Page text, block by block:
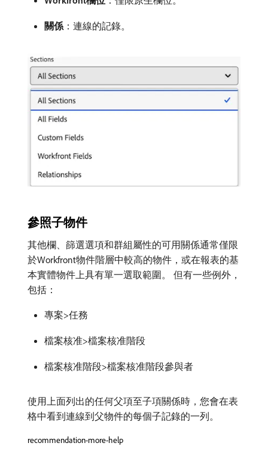
關係 ：連線的記錄。
參照子物件
其他欄、篩選選項和群組屬性的可用關係通常僅限
於Workfront物件階層中較高的物件，或在報表的基
本實體物件上具有單一選取範圍。 但有一些例外，
包括：
專案>任務
檔案核准>檔案核准階段
檔案核准階段>檔案核准階段參與者
使用上面列出的任何父項至子項關係時，您會在表
格中看到連線到父物件的每個子記錄的一列。
recommendation-more-help